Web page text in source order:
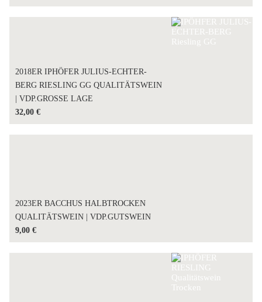
2018ER IPHÖFER JULIUS-ECHTER-
BERG RIESLING GG QUALITÄTSWEIN
| VDP.GROSSE LAGE
32,00€
2023ER BACCHUS HALBTROCKEN
QUALITÄTSWEIN | VDP.GUTSWEIN
9,00€